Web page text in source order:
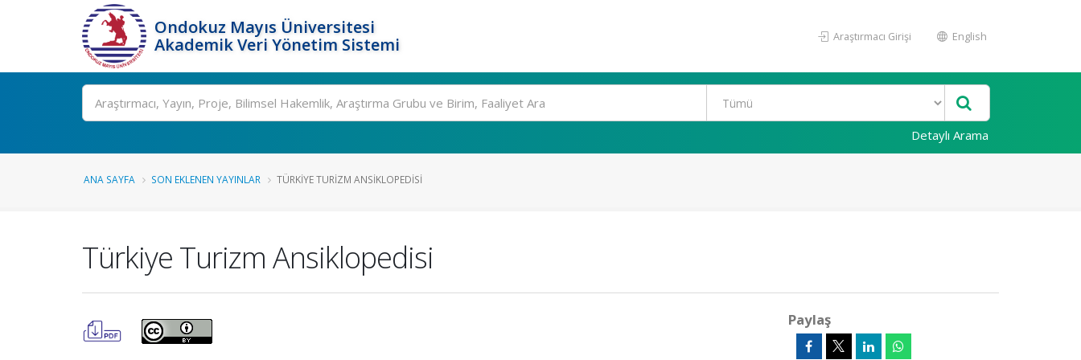
Ondokuz Mayıs Üniversitesi
Akademik Veri Yönetim Sistemi
Araştırmacı Girişi English
Ara
Detaylı Arama
ANA SAYFA SON EKLENEN YAYINLAR TÜRKIYE TURIZM ANSIKLOPEDISI
Türkiye Turizm Ansiklopedisi
Paylaş